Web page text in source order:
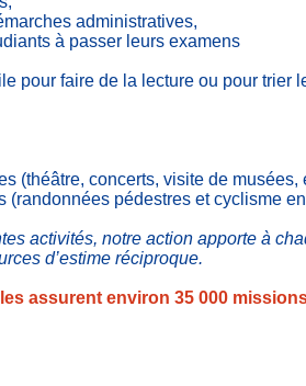
administratives,
à passer leurs examens
pour faire de la lecture ou pour trier
(théâtre, concerts, visite de musées,
(randonnées pédestres et cyclisme
activités, notre action apporte à
d’estime réciproque.
assurent environ 35 000